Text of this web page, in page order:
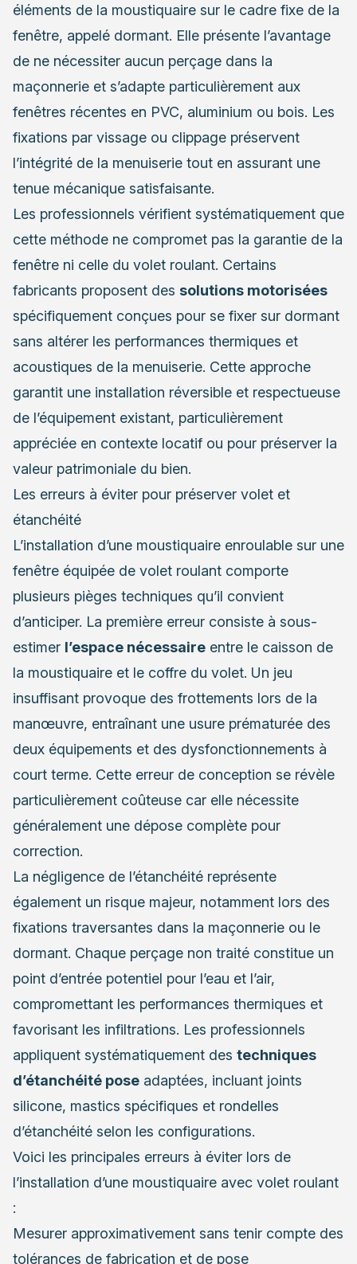
éléments de la moustiquaire sur le cadre fixe de la
fenêtre, appelé dormant. Elle présente l’avantage
de ne nécessiter aucun perçage dans la
maçonnerie et s’adapte particulièrement aux
fenêtres récentes en PVC, aluminium ou bois. Les
fixations par vissage ou clippage préservent
l’intégrité de la menuiserie tout en assurant une
tenue mécanique satisfaisante.
Les professionnels vérifient systématiquement que
cette méthode ne compromet pas la garantie de la
fenêtre ni celle du volet roulant. Certains
fabricants proposent des solutions motorisées
spécifiquement conçues pour se fixer sur dormant
sans altérer les performances thermiques et
acoustiques de la menuiserie. Cette approche
garantit une installation réversible et respectueuse
de l’équipement existant, particulièrement
appréciée en contexte locatif ou pour préserver la
valeur patrimoniale du bien.
Les erreurs à éviter pour préserver volet et
étanchéité
L’installation d’une moustiquaire enroulable sur une
fenêtre équipée de volet roulant comporte
plusieurs pièges techniques qu’il convient
d’anticiper. La première erreur consiste à sous-
estimer l’espace nécessaire entre le caisson de
la moustiquaire et le coffre du volet. Un jeu
insuffisant provoque des frottements lors de la
manœuvre, entraînant une usure prématurée des
deux équipements et des dysfonctionnements à
court terme. Cette erreur de conception se révèle
particulièrement coûteuse car elle nécessite
généralement une dépose complète pour
correction.
La négligence de l’étanchéité représente
également un risque majeur, notamment lors des
fixations traversantes dans la maçonnerie ou le
dormant. Chaque perçage non traité constitue un
point d’entrée potentiel pour l’eau et l’air,
compromettant les performances thermiques et
favorisant les infiltrations. Les professionnels
appliquent systématiquement des techniques
d’étanchéité pose adaptées, incluant joints
silicone, mastics spécifiques et rondelles
d’étanchéité selon les configurations.
Voici les principales erreurs à éviter lors de
l’installation d’une moustiquaire avec volet roulant
:
Mesurer approximativement sans tenir compte des
tolérances de fabrication et de pose